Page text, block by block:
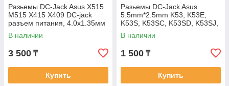
Разьемы DC-Jack Asus X515
M515 X415 X409 DC-jack
разъем питания, 4.0x1.35мм
В наличии
3 500 ₸
Купить
Разьемы DC-Jack Asus
5.5mm*2.5mm K53, K53E,
K53S, K53SC, K53SD, K53SJ,
K53SK, K53SM, K53SV, K53T,
K54, K54C,
В наличии
1 500 ₸
Купить